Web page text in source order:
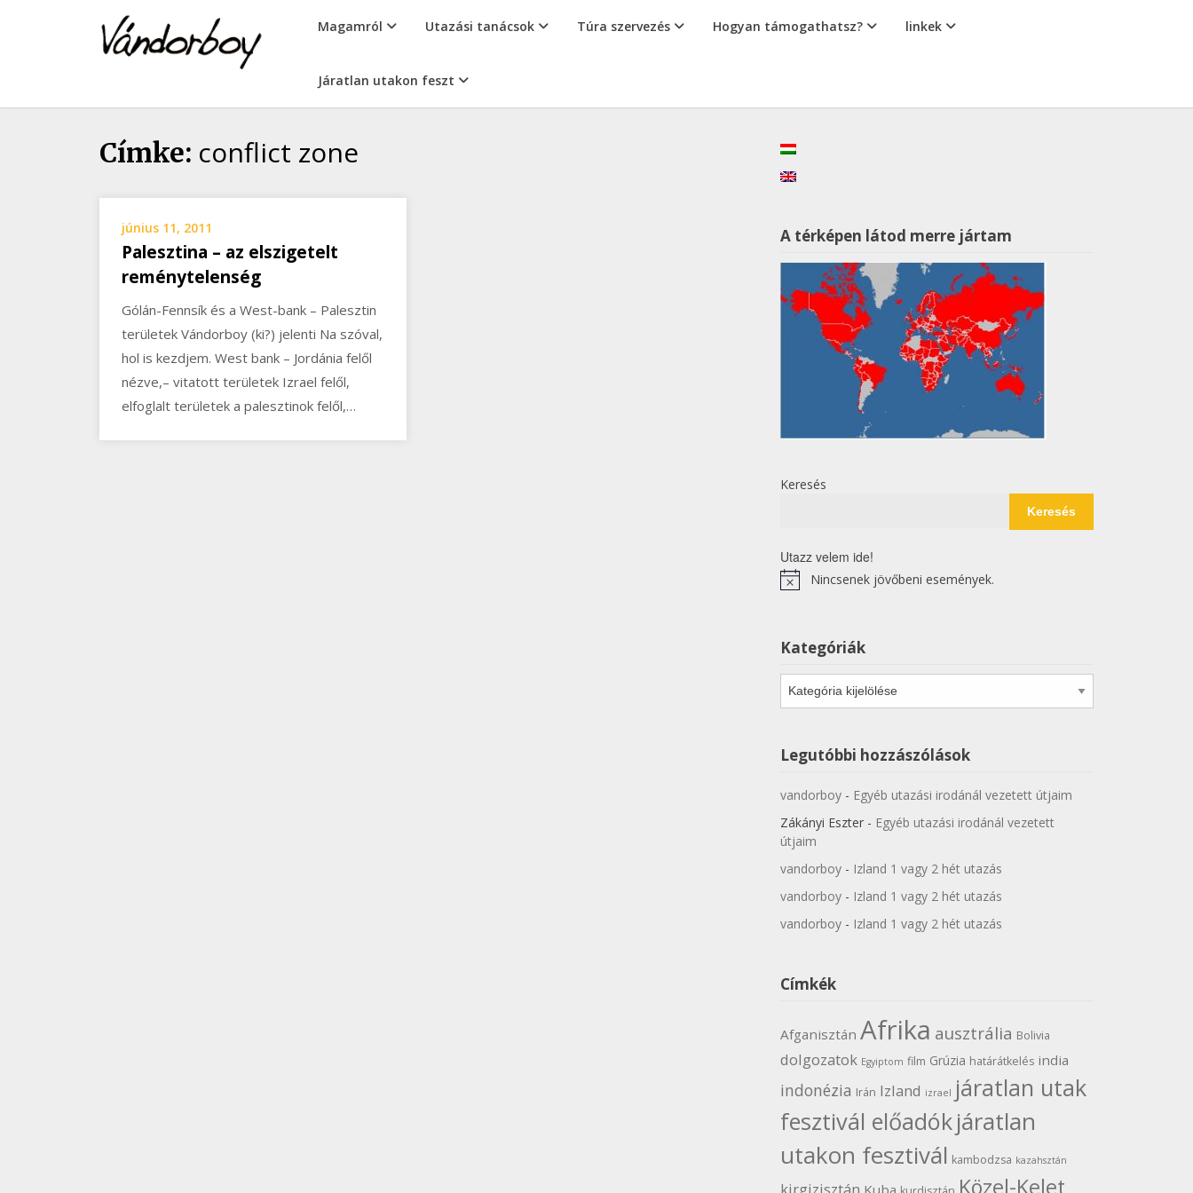
vandorboy
Magamról Utazási tanácsok Túra szervezés Hogyan támogathatsz? linkek
Járatlan utakon feszt
Címke: conflict zone
június 11, 2011
Palesztina – az elszigetelt
reménytelenség
Gólán-Fennsík és a West-bank – Palesztin
területek Vándorboy (ki?) jelenti Na szóval,
hol is kezdjem. West bank – Jordánia felől
nézve,– vitatott területek Izrael felől,
elfoglalt területek a palesztinok felől,…
A térképen látod merre jártam
Keresés
Keresés
Utazz velem ide!
NoticeNincsenek jövőbeni események.
Kategóriák
Kategóriák
Legutóbbi hozzászólások
vandorboy- Egyéb utazási irodánál vezetett útjaim
Zákányi Eszter- Egyéb utazási irodánál vezetett
útjaim
vandorboy- Izland 1 vagy 2 hét utazás
vandorboy- Izland 1 vagy 2 hét utazás
vandorboy- Izland 1 vagy 2 hét utazás
Címkék
Afganisztán Afrika ausztrália Bolivia
dolgozatok Egyiptom film Grúzia határátkelés india
indonézia Irán Izland izrael járatlan utak
fesztivál előadókjáratlan
utakon fesztivál kambodzsa kazahsztán
kirgizisztán Kuba Közel-Kelet